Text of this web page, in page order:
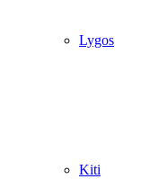
Lygos
Kiti